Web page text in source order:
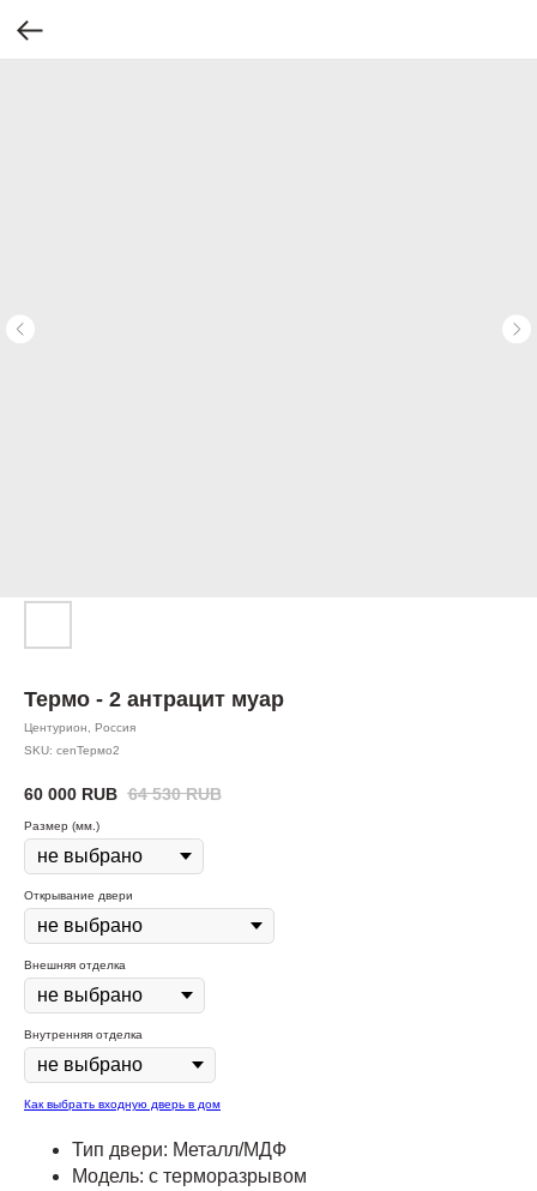
Термо - 2 антрацит муар
Центурион, Россия
SKU: cenТермо2
60 000 RUB 64 530 RUB
Размер (мм.)
Открывание двери
Внешняя отделка
Внутренняя отделка
Как выбрать входную дверь в дом
Тип двери: Металл/МДФ
Модель: с терморазрывом